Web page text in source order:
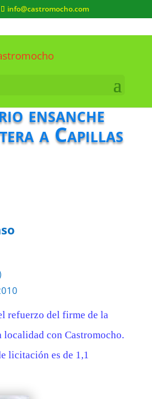
info@castromocho.com
ensanche
a Capillas
refuerzo del firme de la
localidad con Castromocho.
licitación es de 1,1